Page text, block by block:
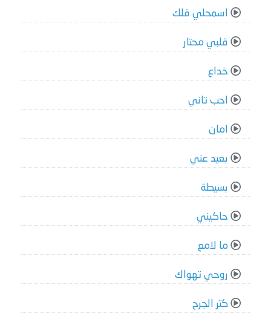
اسمحلي قلك
قلبي محتار
خداع
احب تاني
امان
بعيد عني
بسيطة
حاكيني
ما لامع
روحي تهواك
كتر الجرح